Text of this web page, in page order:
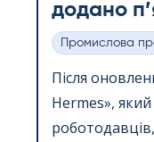
додано
Категорії
Промислова
Після
Her­mes»,